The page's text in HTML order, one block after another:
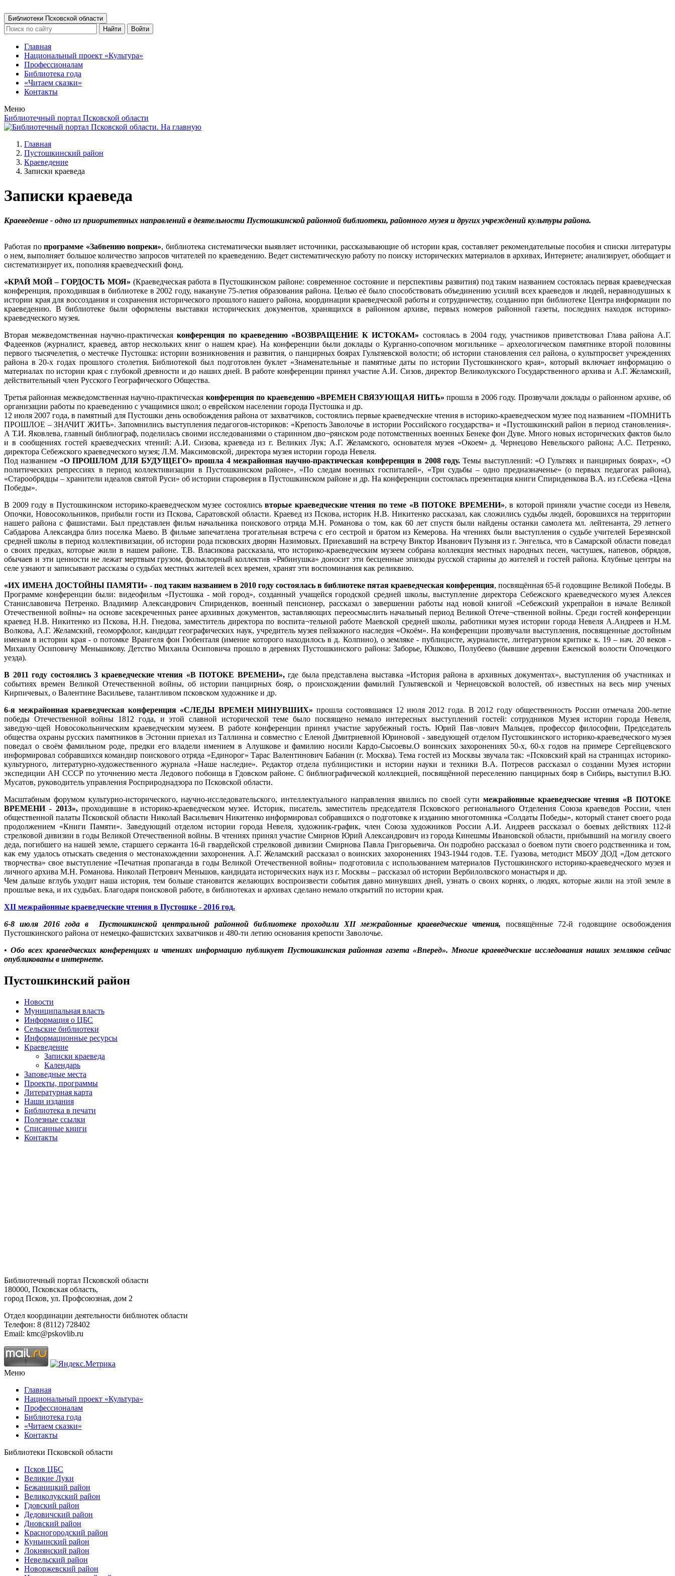
Библиотеки Псковской области
Найти
Войти
Главная
Национальный проект «Культура»
Профессионалам
Библиотека года
«Читаем сказки»
Контакты
Меню
Библиотечный портал Псковской области
Главная
Пустошкинский район
Краеведение
Записки краеведа
Записки краеведа
Краеведение - одно из приоритетных направлений в деятельности Пустошкинской районной библиотеки, районного музея и других учреждений культуры района.
Работая попрограмме «Забвению вопреки», библиотека систематически выявляет источники, рассказывающие об истории края, составляет рекомендательные пособия и списки литературы
о нем, выполняет большое количество запросов читателей по краеведению. Ведет систематическую работу по поиску исторических материалов в архивах, Интернете; анализирует, обобщает и
систематизирует их, пополняя краеведческий фонд.
«КРАЙ МОЙ – ГОРДОСТЬ МОЯ» (Краеведческая работа в Пустошкинском районе: современное состояние и перспективы развития) под таким названием состоялась первая краеведческая
конференция, проходившая в библиотеке в 2002 году, накануне 75-летия образования района. Целью её было способствовать объединению усилий всех краеведов и людей, неравнодушных к
истории края для воссоздания и сохранения исторического прошлого нашего района, координации краеведческой работы и сотрудничеству, созданию при библиотеке Центра информации по
краеведению. В библиотеке были оформлены выставки исторических документов, хранящихся в районном архиве, первых номеров районной газеты, последних находок историко-
краеведческого музея.
Вторая межведомственная научно-практическаяконференция по краеведению «ВОЗВРАЩЕНИЕ К ИСТОКАМ» состоялась в 2004 году, участников приветствовал Глава района А.Г.
Фадеенков (журналист, краевед, автор нескольких книг о нашем крае). На конференции были доклады о Курганно-сопочном могильнике – археологическом памятнике второй половины
первого тысячелетия, о местечке Пустошка: истории возникновения и развития, о панцирных боярах Гультяевской волости; об истории становления сел района, о культпросвет учреждениях
района в 20-х годах прошлого столетия. Библиотекой был подготовлен буклет «Знаменательные и памятные даты по истории Пустошкинского края», который включает информацию о
материалах по истории края с глубокой древности и до наших дней. В работе конференции принял участие А.И. Сизов, директор Великолукского Государственного архива и А.Г. Желамский,
действительный член Русского Географического Общества.
Третья районная межведомственная научно-практическая конференция по краеведению «ВРЕМЕН СВЯЗУЮЩАЯ НИТЬ» прошла в 2006 году. Прозвучали доклады о районном архиве, об
организации работы по краеведению с учащимися школ; о еврейском населении города Пустошка и др.
12 июля 2007 года, в памятный для Пустошки день освобождения района от захватчиков, состоялись первые краеведческие чтения в историко-краеведческом музее под названием «ПОМНИТЬ
ПРОШЛОЕ – ЗНАЧИТ ЖИТЬ». Запомнились выступления педагогов-историков: «Крепость Заволочье в истории Российского государства» и «Пустошкинский район в период становления».
А Т.И. Яковлева, главный библиограф, поделилась своими исследованиями о старинном дво¬рянском роде потомственных военных Бенеке фон Дуве. Много новых исторических фактов было
и в сообщениях гостей краеведческих чтений: А.И. Сизова, краеведа из г. Великих Лук; А.Г. Желамского, основателя музея «Окоем» д. Чернецово Невельского района; А.С. Петренко,
директора Себежского краеведческого музея; Л.М. Максимовской, директора музея истории города Невеля.
Под названием «О ПРОШЛОМ ДЛЯ БУДУЩЕГО» прошла 4 межрайонная научно-практическая конференция в 2008 году.Темы выступлений: «О Гультяях и панцирных боярах», «О
политических репрессиях в период коллективизации в Пустошкинском районе», «По следам военных госпиталей», «Три судьбы – одно предназначенье» (о первых педагогах района),
«Старообрядцы – хранители идеалов святой Руси» об истории староверия в Пустошкинском районе и др. На конференции состоялась презентация книги Спириденкова В.А. из г.Себежа «Цена
Победы».
В 2009 году в Пустошкинском историко-краеведческом музее состоялись вторые краеведческие чтения по теме «В ПОТОКЕ ВРЕМЕНИ», в которой приняли участие соседи из Невеля,
Опочки, Новосокольников, прибыли гости из Пскова, Саратовской области. Краевед из Пскова, историк Н.В. Никитенко рассказал, как сложились судьбы людей, боровшихся на территории
нашего района с фашистами. Был представлен фильм начальника поискового отряда М.Н. Романова о том, как 60 лет спустя были найдены останки самолета мл. лейтенанта, 29 летнего
Сабдарова Александра близ поселка Маево. В фильме запечатлена трогательная встреча с его сестрой и братом из Кемерова. На чтениях были выступления о судьбе учителей Березянской
средней школы в период коллективизации, об истории рода псковских дворян Назимовых. Приехавший на встречу Виктор Иванович Пузыня из г. Энгельса, что в Самарской области поведал
о своих предках, которые жили в нашем районе. Т.В. Власикова рассказала, что историко-краеведческим музеем собрана коллекция местных народных песен, частушек, напевов, обрядов,
обычаев и эти ценности не лежат мертвым грузом, фольклорный коллектив «Рябинушка» доносит эти бесценные эпизоды русской старины до жителей и гостей района. Клубные центры на
селе узнают и записывают рассказы о судьбах местных жителей всех времен, хранят эти воспоминания как реликвию.
«ИХ ИМЕНА ДОСТОЙНЫ ПАМЯТИ» - под таким названием в 2010 году состоялась в библиотеке пятая краеведческая конференция, посвящённая 65-й годовщине Великой Победы. В
Программе конференции были: видеофильм «Пустошка - мой город», созданный учащейся городской средней школы, выступление директора Себежского краеведческого музея Алексея
Станиславовича Петренко. Владимир Александрович Спириденков, военный пенсионер, рассказал о завершении работы над новой книгой «Себежский укрепрайон в начале Великой
Отечественной войны» на основе засекреченных ранее архивных документов, заставляющих переосмыслить начальный период Великой Отече¬ственной войны. Среди гостей конференции
краевед Н.В. Никитенко из Пскова, Н.Н. Гнедова, заместитель директора по воспита¬тельной работе Маевской средней школы, работники музея истории города Невеля А.Андреев и Н.М.
Волкова, А.Г. Желамский, геоморфолог, кандидат географических наук, учредитель музея пейзажного наследия «Окоём». На конференции прозвучали выступления, посвященные достойным
именам в истории края - о потомке Врангеля фон Гюбенталя (имение которого находилось в д. Колпино), о земляке - публицисте, журналисте, литературном критике к. 19 – нач. 20 веков -
Михаилу Осиповичу Меньшикову. Детство Михаила Осиповича прошло в деревнях Пустошкинского района: Заборье, Юшково, Полубеево (бывшие деревни Еженской волости Опочецкого
уезда).
В 2011 году состоялись 3 краеведческие чтения «В ПОТОКЕ ВРЕМЕНИ»,где была представлена выставка «История района в архивных документах», выступления об участниках и
событиях времен Великой Отечественной войны, об истории панцирных бояр, о происхождении фамилий Гультяевской и Чернецовской волостей, об известных на весь мир ученых
Кирпичевых, о Валентине Васильеве, талантливом псковском художнике и др.
6-я межрайонная краеведческая конференция «СЛЕДЫ ВРЕМЕН МИНУВШИХ» прошла состоявшаяся 12 июля 2012 года. В 2012 году общественность России отмечала 200-летие
победы Отечественной войны 1812 года, и этой славной исторической теме было посвящено немало интересных выступлений гостей: сотрудников Музея истории города Невеля,
заведую¬щей Новосокольническим краеведческим музеем. В работе конференции принял участие зарубежный гость. Юрий Пав¬лович Мальцев, профессор философии, Председатель
общества охраны русских памятников в Эстонии приехал из Таллинна и совместно с Еленой Дмитриевной Юриновой - заведующей отделом Пустошкинского историко-краеведческого музея
поведал о своём фамильном роде, предки его владели имением в Алушкове и фамилию носили Кардо-Сысоевы.О воинских захоронениях 50-х, 60-х годов на примере Сергейцевского
информировал собравшихся командир поискового отряда «Единорог» Тарас Валентинович Бабанин (г. Москва). Тема гостей из Москвы звучала так: «Псковский край на страницах историко-
культурного, литературно-художественного журнала «Наше наследие». Редактор отдела публицистики и истории науки и техники В.А. Потресов рассказал о создании Музея истории
экспедиции АН СССР по уточнению места Ледового побоища в Гдовском районе. С библиографической коллекцией, посвящённой переселению панцирных бояр в Сибирь, выступил В.Ю.
Мусатов, руководитель управления Росприроднадзора по Псковской области.
Масштабным форумом культурно-исторического, научно-исследовательского, интеллектуального направления явились по своей сути межрайонные краеведческие чтения «В ПОТОКЕ
ВРЕМЕНИ - 2013»,проходившие в историко-краеведческом музее. Историк, писатель, заместитель председателя Псковского регионального Отделения Союза краеведов России, член
общественной палаты Псковской области Николай Васильевич Никитенко информировал собравшихся о подготовке к изданию многотомника «Солдаты Победы», который станет своего рода
продолжением «Книги Памяти». Заведующий отделом истории города Невеля, художник-график, член Союза художников России А.И. Андреев рассказал о боевых действиях 112-й
стрелковой дивизии в годы Великой Отечественной войны. В чтениях принял участие Смирнов Юрий Александрович из города Кинешмы Ивановской области, прибывший на могилу своего
деда, погибшего на нашей земле, старшего сержанта 16-й гвардейской стрелковой дивизии Смирнова Павла Григорьевича. Он подробно рассказал о боевом пути своего родственника и том,
как ему удалось отыскать сведения о местонахождении захоронения. А.Г. Желамский рассказал о воинских захоронениях 1943-1944 годов. Т.Е. Гуазова, методист МБОУ ДОД «Дом детского
творчества» свое выступление «Печатная пропаганда в годы Великой Отечественной войны» подготовила с использованием материалов Пустошкинского историко-краеведческого музея и
личного архива М.Н. Романова. Николай Петрович Меньшов, кандидата исторических наук из г. Москвы – рассказал об истории Вербилолвского монастыря и др.
Чем дальше вглубь уходит наша история, тем больше становится желающих воспроизвести события давно минувших дней, узнать о своих корнях, о людях, которые жили на этой земле в
прошлые века, и их судьбах. Благодаря поисковой работе, в библиотеках и архивах сделано немало открытий по истории края.
XII межрайонные краеведческие чтения в Пустошке - 2016 год.
6-8 июля 2016 года в Пустошкинской центральной районной библиотеке проходили XII межрайонные краеведческие чтения, посвящённые 72-й годовщине освобождения
Пустошкинского района от немецко-фашистских захватчиков и 480-ти летию основания крепости Заволочье.
• Обо всех краеведческих конференциях и чтениях информацию публикует Пустошкинская районная газета «Вперед». Многие краеведческие исследования наших земляков сейчас
опубликованы в интернете.
Пустошкинский район
Новости
Муниципальная власть
Информация о ЦБС
Сельские библиотеки
Информационные ресурсы
Краеведение
Записки краеведа
Календарь
Заповедные места
Проекты, программы
Литературная карта
Наши издания
Библиотека в печати
Полезные ссылки
Списанные книги
Контакты
Библиотечный портал Псковской области
180000, Псковская область,
город Псков, ул. Профсоюзная, дом 2
Отдел координации деятельности библиотек области
Телефон: 8 (8112) 728402
Email: kmc@pskovlib.ru
Меню
Главная
Национальный проект «Культура»
Профессионалам
Библиотека года
«Читаем сказки»
Контакты
Библиотеки Псковской области
Псков ЦБС
Великие Луки
Бежаницкий район
Великолукский район
Гдовский район
Дедовичский район
Дновский район
Красногородский район
Куньинский район
Локнянский район
Невельский район
Новоржевский район